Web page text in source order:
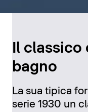
Il
bagno
La sua tipica
serie 1930 un